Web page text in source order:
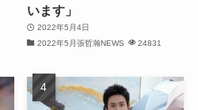
(31)
います」
2022年5月4日
2022年5月張哲瀚NEWS
24831